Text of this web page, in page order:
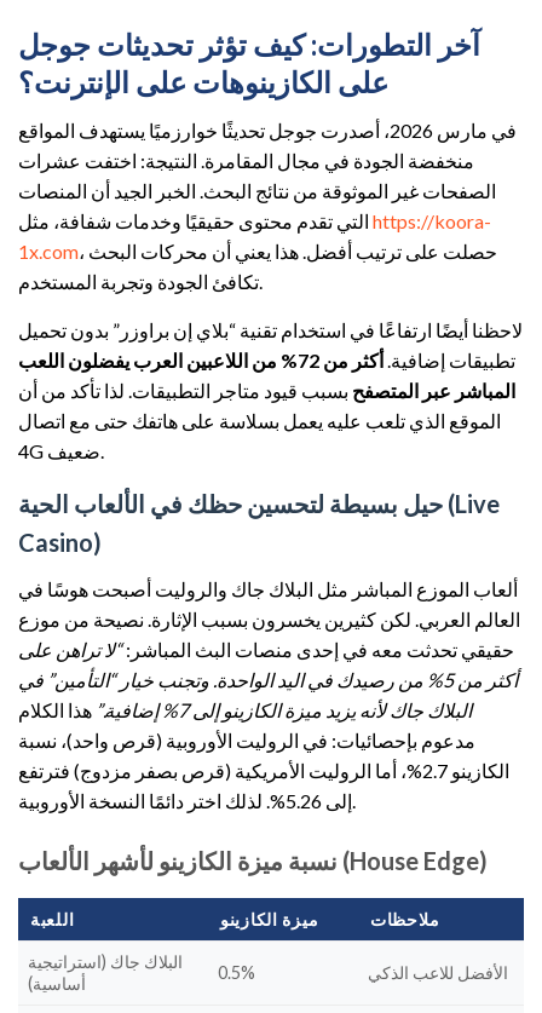
آخر التطورات: كيف تؤثر تحديثات جوجل
على الكازينوهات على الإنترنت؟
في مارس 2026، أصدرت جوجل تحديثًا خوارزميًا يستهدف المواقع
منخفضة الجودة في مجال المقامرة. النتيجة: اختفت عشرات
الصفحات غير الموثوقة من نتائج البحث. الخبر الجيد أن المنصات
https://koora-
1x.com، حصلت على ترتيب أفضل. هذا يعني أن محركات البحث
تكافئ الجودة وتجربة المستخدم.
لاحظنا أيضًا ارتفاعًا في استخدام تقنية “بلاي إن براوزر” بدون تحميل
تطبيقات إضافية.
أكثر من 72% من اللاعبين العرب يفضلون اللعب
المباشر عبر المتصفح بسبب قيود متاجر التطبيقات. لذا تأكد من أن
الموقع الذي تلعب عليه يعمل بسلاسة على هاتفك حتى مع اتصال
4G ضعيف.
حيل بسيطة لتحسين حظك في الألعاب الحية (Live
Casino)
ألعاب الموزع المباشر مثل البلاك جاك والروليت أصبحت هوسًا في
العالم العربي. لكن كثيرين يخسرون بسبب الإثارة. نصيحة من موزع
حقيقي تحدثت معه في إحدى منصات البث المباشر:“لا تراهن على
أكثر من 5% من رصيدك في اليد الواحدة. وتجنب خيار “التأمين” في
البلاك جاك لأنه يزيد ميزة الكازينو إلى 7% إضافية.”
هذا الكلام
مدعوم بإحصائيات: في الروليت الأوروبية (قرص واحد)، نسبة
الكازينو 2.7%، أما الروليت الأمريكية (قرص بصفر مزدوج) فترتفع
إلى 5.26%. لذلك اختر دائمًا النسخة الأوروبية.
نسبة ميزة الكازينو لأشهر الألعاب (House Edge)
اللعبة ميزة الكازينو ملاحظات
البلاك جاك (استراتيجية
أساسية)
0.5% الأفضل للاعب الذكي